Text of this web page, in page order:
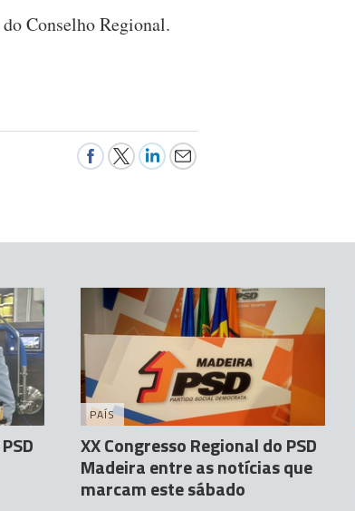
Conselho Regional.
PAÍS
XX Congresso Regional do PSD
Madeira entre as notícias que
marcam este sábado